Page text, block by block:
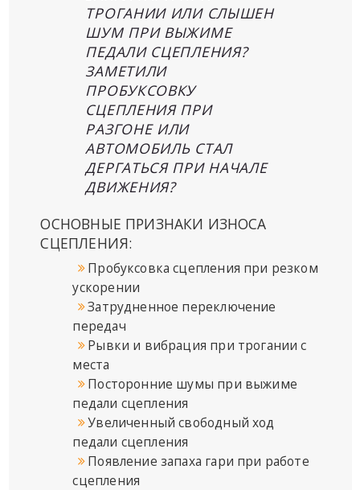
ТРОГАНИИ ИЛИ СЛЫШЕН
ШУМ ПРИ ВЫЖИМЕ
ПЕДАЛИ СЦЕПЛЕНИЯ?
ЗАМЕТИЛИ
ПРОБУКСОВКУ
СЦЕПЛЕНИЯ ПРИ
РАЗГОНЕ ИЛИ
АВТОМОБИЛЬ СТАЛ
ДЕРГАТЬСЯ ПРИ НАЧАЛЕ
ДВИЖЕНИЯ?
ОСНОВНЫЕ ПРИЗНАКИ ИЗНОСА
СЦЕПЛЕНИЯ:
Пробуксовка сцепления при резком
ускорении
Затрудненное переключение
передач
Рывки и вибрация при трогании с
места
Посторонние шумы при выжиме
педали сцепления
Увеличенный свободный ход
педали сцепления
Появление запаха гари при работе
сцепления